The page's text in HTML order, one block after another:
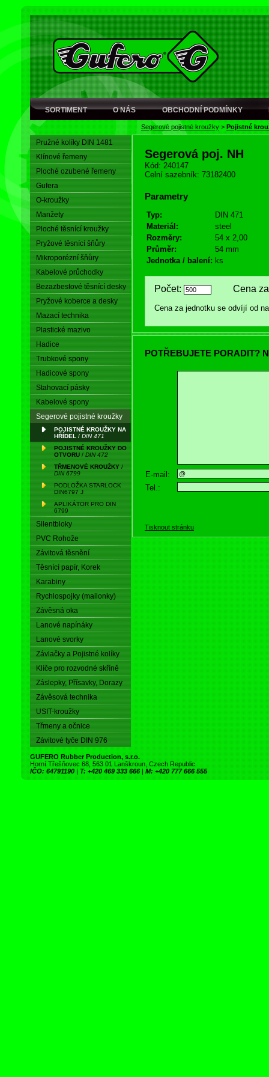
SORTIMENT O NÁS OBCHODNÍ PODMÍNKY
Segerové pojistné kroužky > Pojistné
Pružné kolíky DIN 1481
Klínové řemeny
Ploché ozubené řemeny
Gufera
O-kroužky
Manžety
Ploché těsnící kroužky
Pryžové těsnící šňůry
Mikroporézní šňůry
Kabelové průchodky
Bezazbestové těsnící desky
Pryžové koberce a desky
Mazací technika
Plastické mazivo
Hadice
Trubkové spony
Hadicové spony
Stahovací pásky
Kabelové spony
Segerové pojistné kroužky
POJISTNÉ KROUŽKY NA
HŘÍDEL / DIN 471
POJISTNÉ KROUŽKY DO
OTVORU / DIN 472
TŘMENOVÉ KROUŽKY /
DIN 6799
PODLOŽKA STARLOCK
DIN6797 J
APLIKÁTOR PRO DIN
6799
Silentbloky
PVC Rohože
Závitová těsnění
Těsnící papír, Korek
Karabiny
Rychlospojky (mailonky)
Závěsná oka
Lanové napínáky
Lanové svorky
Závlačky a Pojistné kolíky
Klíče pro rozvodné skříně
Záslepky, Přísavky, Dorazy
Závěsová technika
USIT-kroužky
Třmeny a očnice
Závitové tyče DIN 976
Segerová poj. NH
Kód: 240147
Celní sazebník: 73182400
Parametry
Typ:
DIN 471
Materiál:
steel
Rozměry:
54 x 2,00
Průměr:
54 mm
Jednotka / balení: ks
Počet: Cena za
Cena za jednotku se odvíjí od
POTŘEBUJETE PORADIT?
E-mail:
Tel.:
Tisknout stránku
GUFERO Rubber Production, s.r.o.
Horní Třešňovec 68, 563 01 Lanškroun, Czech Republic
IČO: 64791190 | T: +420 469 333 666 | M: +420 777 666 555